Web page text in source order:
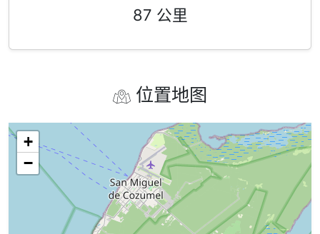
87 公里
位置地图
+
−